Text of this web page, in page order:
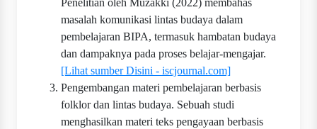
Penelitian oleh Muzakki (2022) membahas
masalah komunikasi lintas budaya dalam
pembelajaran BIPA, termasuk hambatan budaya
dan dampaknya pada proses belajar-mengajar.
[Lihat sumber Disini - iscjournal.com]
Pengembangan materi pembelajaran berbasis
folklor dan lintas budaya. Sebuah studi
menghasilkan materi teks pengayaan berbasis